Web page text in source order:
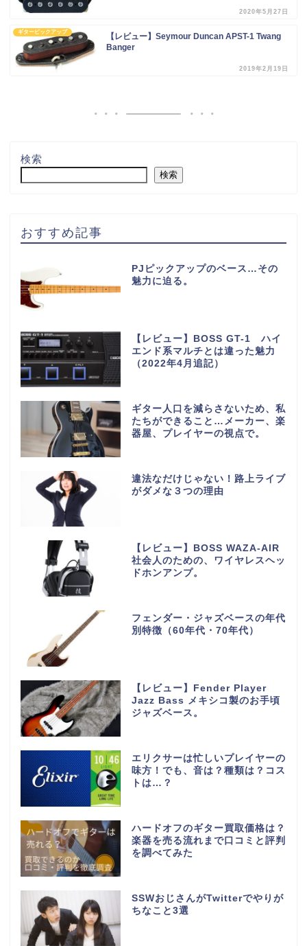
2020年5月27日
ギターピックアップ
【レビュー】Seymour Duncan APST-1 Twang
Banger
2019年2月19日
検索
検索
おすすめ記事
PJピックアップのベース…その
魅力に迫る。
【レビュー】BOSS GT-1 ハイ
エンド系マルチとは違った魅力
（2022年4月追記）
ギター人口を減らさないため、私
たちができること…メーカー、楽
器屋、プレイヤーの視点で。
違法なだけじゃない！路上ライブ
がダメな３つの理由
【レビュー】BOSS WAZA-AIR
社会人のための、ワイヤレスヘッ
ドホンアンプ。
フェンダー・ジャズベースの年代
別特徴（60年代・70年代）
【レビュー】Fender Player
Jazz Bass メキシコ製のお手頃
ジャズベース。
エリクサーは忙しいプレイヤーの
味方！でも、音は？種類は？コス
トは…？
ハードオフのギター買取価格は？
楽器を売る流れまで口コミと評判
を調べてみた
SSWおじさんがTwitterでやりが
ちなこと3選